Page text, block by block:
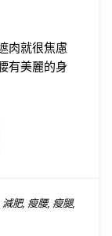
肉就很焦慮
有美麗的身
運動❘馬甲線❘室內健
減肥, 瘦腰, 瘦腿,